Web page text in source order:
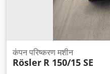
कंपन परिष्करण मशीन
Rösler R 150/15 SE